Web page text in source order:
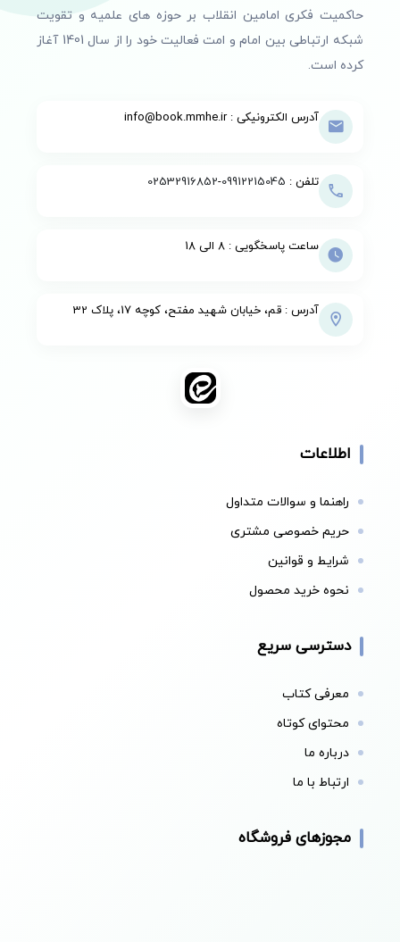
حاکمیت فکری امامین انقلاب بر حوزه های علمیه و تقویت
شبکه ارتباطی بین امام و امت فعالیت خود را از سال 1401 آغاز
کرده است.
آدرس الکترونیکی : info@book.mmhe.ir
تلفن : 09912215045
-
02532916852
ساعت پاسخگویی : 8 الی 18
آدرس : قم، خیابان شهید مفتح، کوچه 17، پلاک 32
اطلاعات
راهنما و سوالات متداول
حریم خصوصی مشتری
شرایط و قوانین
نحوه خرید محصول
دسترسی سریع
معرفی کتاب
محتوای کوتاه
درباره ما
ارتباط با ما
مجوزهای فروشگاه